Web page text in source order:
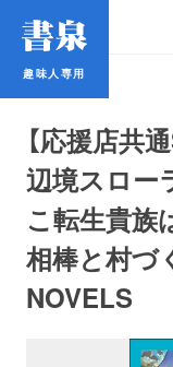
趣味人専用
【応援店共
辺境スロー
こ転生貴族
相棒と村づ
NOVELS
趣味人専用
アイドル
鉄道・バス